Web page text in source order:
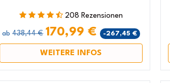
208 Rezensionen
ab 438,44 € 170,99 € -267,45 €
WEITERE INFOS